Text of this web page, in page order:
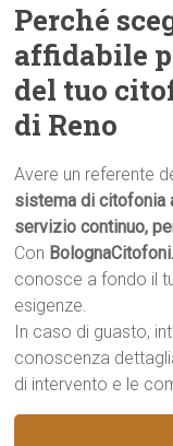
Perché
affidabile
del tuo
di Reno
Avere un referente
sistema di citofonia
servizio continuo,
Con
conosce a fondo il
esigenze.
In caso di guasto,
conoscenza
di intervento e le